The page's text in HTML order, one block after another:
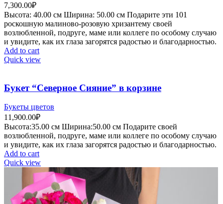
7,300.00₽
Высота: 40.00 см Ширина: 50.00 см Подарите эти 101
роскошную малиново-розовую хризантему своей
возлюбленной, подруге, маме или коллеге по особому случаю
и увидите, как их глаза загорятся радостью и благодарностью.
Add to cart
Quick view
Букет “Северное Сияние” в корзине
Букеты цветов
11,900.00₽
Высота:35.00 см Ширина:50.00 см Подарите своей
возлюбленной, подруге, маме или коллеге по особому случаю
и увидите, как их глаза загорятся радостью и благодарностью.
Add to cart
Quick view